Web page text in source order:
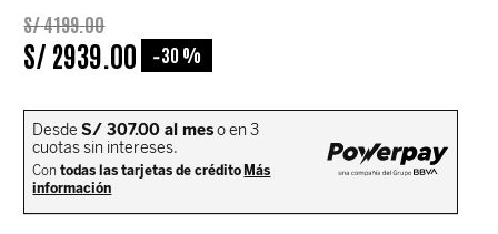
S/4199.00
S/ 2939 00 -30 %